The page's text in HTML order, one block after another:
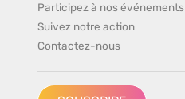
Participez à nos événements
Suivez notre action
Contactez-nous